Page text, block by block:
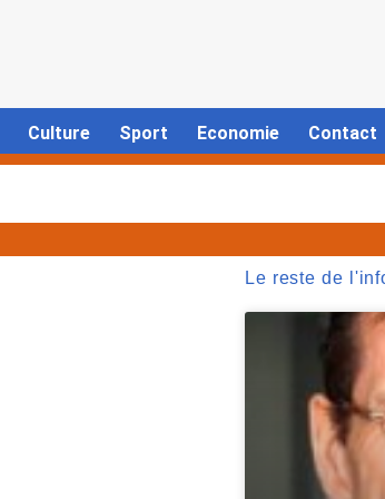
Culture Sport Economie Contact
Le reste de